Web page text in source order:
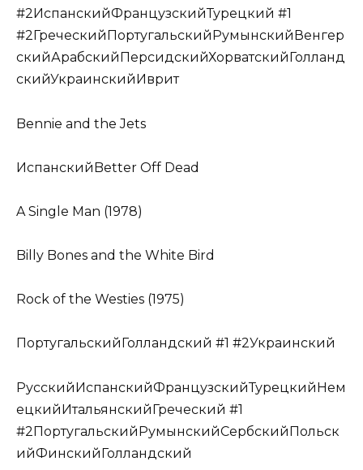
#2ИспанскийФранцузскийТурецкий #1
#2ГреческийПортугальскийРумынскийВенгер
скийАрабскийПерсидскийХорватскийГолланд
скийУкраинскийИврит
Bennie and the Jets
ИспанскийBetter Off Dead
A Single Man (1978)
Billy Bones and the White Bird
Rock of the Westies (1975)
ПортугальскийГолландский #1 #2Украинский
РусскийИспанскийФранцузскийТурецкийНем
ецкийИтальянскийГреческий #1
#2ПортугальскийРумынскийСербскийПольск
ийФинскийГолландский